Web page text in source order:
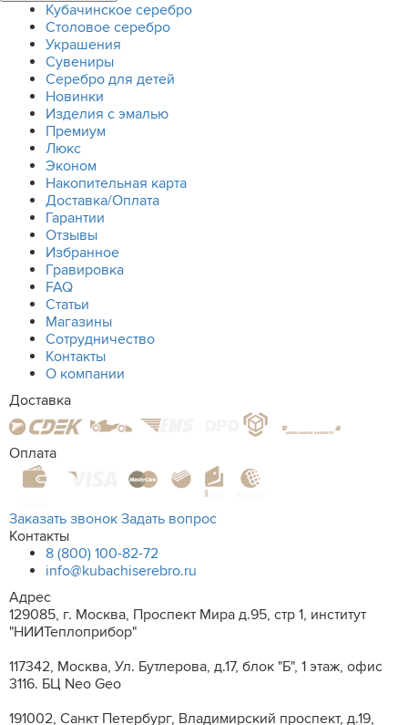
Кубачинское серебро
Столовое серебро
Украшения
Сувениры
Серебро для детей
Новинки
Изделия с эмалью
Премиум
Люкс
Эконом
Накопительная карта
Доставка/Оплата
Гарантии
Отзывы
Избранное
Гравировка
FAQ
Статьи
Магазины
Сотрудничество
Контакты
О компании
Доставка
Оплата
Заказать звонок Задать вопрос
Контакты
8 (800) 100-82-72
info@kubachiserebro.ru
Адрес
129085, г. Москва, Проспект Мира д.95, стр 1, институт
"НИИТеплоприбор"
117342, Москва, Ул. Бутлерова, д.17, блок "Б", 1 этаж, офис
3116. БЦ Neo Geo
191002, Санкт Петербург, Владимирский проспект, д.19,